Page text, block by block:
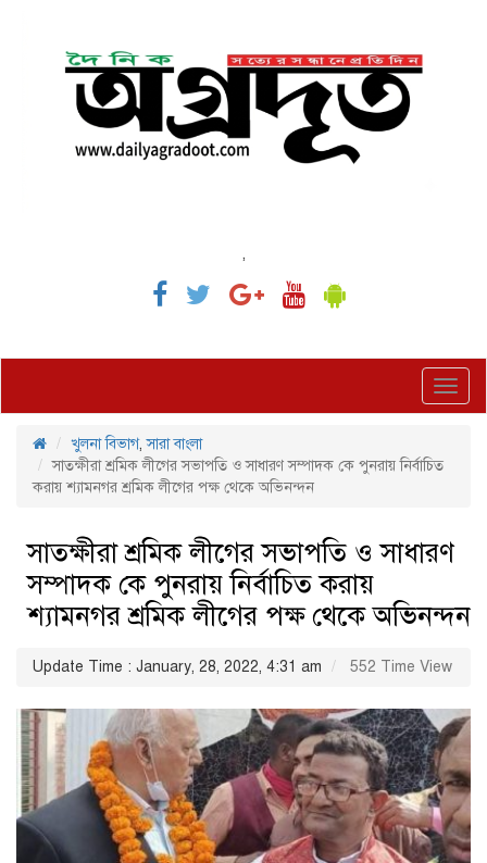
,
খুলনা বিভাগ,সারা বাংলা
সাতক্ষীরা শ্রমিক লীগের সভাপতি ও সাধারণ সম্পাদক কে পুনরায় নির্বাচিত
করায় শ্যামনগর শ্রমিক লীগের পক্ষ থেকে অভিনন্দন
সাতক্ষীরা শ্রমিক লীগের সভাপতি ও সাধারণ
সম্পাদক কে পুনরায় নির্বাচিত করায়
শ্যামনগর শ্রমিক লীগের পক্ষ থেকে অভিনন্দন
Update Time : January, 28, 2022, 4:31 am 552 Time View